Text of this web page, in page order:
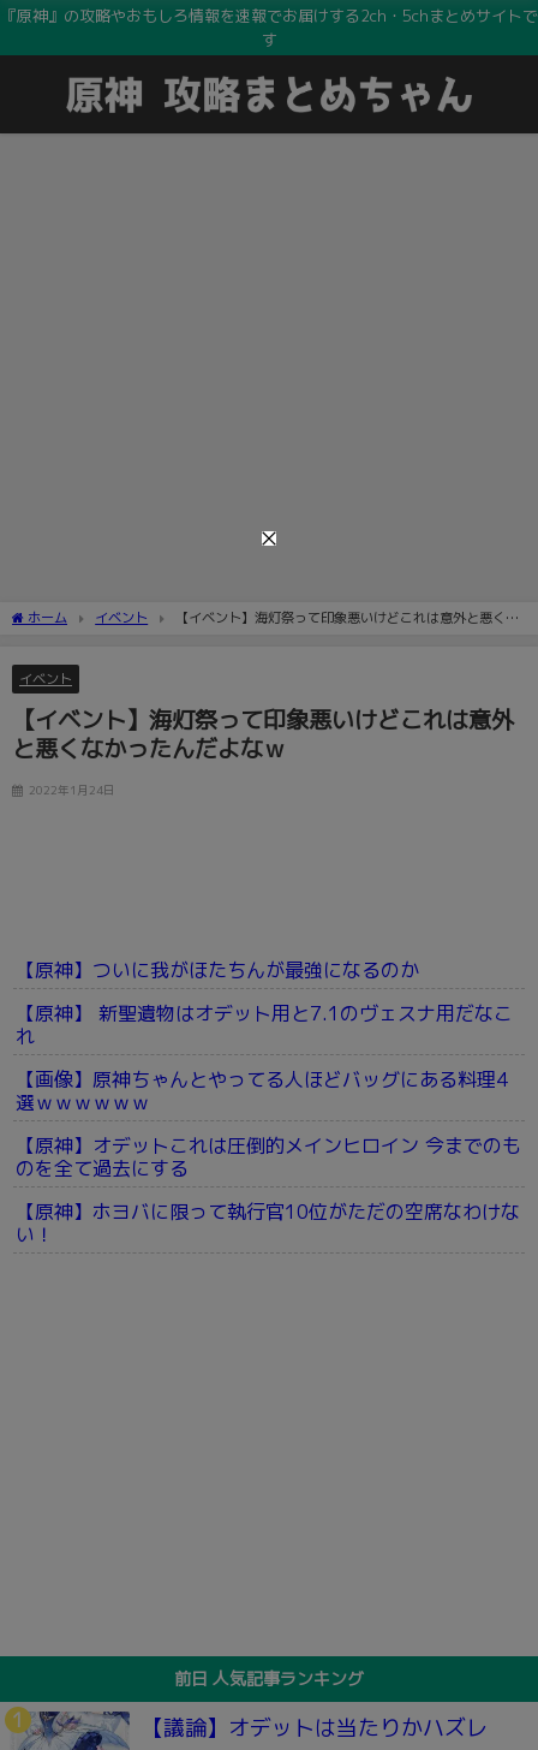
『原神』の攻略やおもしろ情報を速報でお届けする2ch・5chまとめサイトで
す
ホーム イベント
【イベント】海灯祭って印象悪いけどこれは意外と悪くな
イベント
【イベント】海灯祭って印象悪いけどこれは意外
と悪くなかったんだよなｗ
2022年1月24日
【原神】ついに我がほたちんが最強になるのか
【原神】 新聖遺物はオデット用と7.1のヴェスナ用だなこ
れ
【画像】原神ちゃんとやってる人ほどバッグにある料理4
選ｗｗｗｗｗｗ
【原神】オデットこれは圧倒的メインヒロイン 今までのも
のを全て過去にする
【原神】ホヨバに限って執行官10位がただの空席なわけな
い！
前日 人気記事ランキング
【議論】オデットは当たりかハズレ